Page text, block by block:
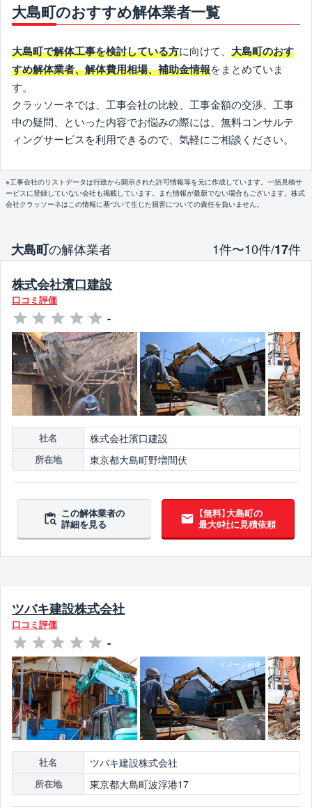
大島町のおすすめ解体業者一覧
大島町で解体工事を検討している方に向けて、 大島町のおす
すめ解体業者、解体費用相場、補助金情報をまとめていま
す。
クラッソーネでは、工事会社の比較、工事金額の交渉、工事
中の疑問、といった内容でお悩みの際には、無料コンサルテ
ィングサービスを利用できるので、気軽にご相談ください。
※工事会社のリストデータは行政から開示された許可情報等を元に作成しています。一括見積サ
ービスに登録していない会社も掲載しています。また情報が最新でない場合もございます。株式
会社クラッソーネはこの情報に基づいて生じた損害についての責任を負いません。
大島町の解体業者 1件〜10件/17件
株式会社濱口建設
口コミ評価
-
社名 株式会社濱口建設
所在地 東京都大島町野増間伏
この解体業者の
詳細を見る
【無料】大島町の
最大6社に見積依頼
ツバキ建設株式会社
口コミ評価
-
社名 ツバキ建設株式会社
所在地 東京都大島町波浮港17